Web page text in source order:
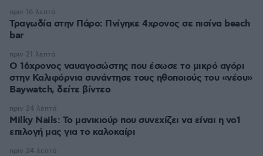
Τραγωδία στην Πάρο: Πνίγηκε 4χρονος σε πισίνα beach
bar
πριν 16 λεπτά
Ο 16χρονος ναυαγοσώστης που έσωσε το μικρό αγόρι
στην Καλιφόρνια συνάντησε τους ηθοποιούς του «νέου»
Baywatch, δείτε βίντεο
πριν 21 λεπτά
Milky Nails: Το μανικιούρ που συνεχίζει να είναι η νο1
επιλογή μας για το καλοκαίρι
πριν 24 λεπτά
πριν 24 λεπτά